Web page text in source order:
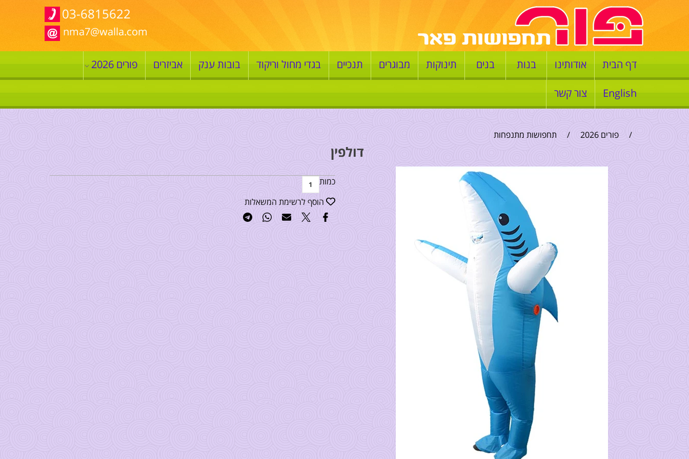
03-6815622
nma7@walla.com
דף הבית אודותינו בנות בנים תינוקות מבוגרים תנכיים בגדי מחול וריקוד בובות ענק אביזרים פורים 2026
English צור קשר
/ פורים 2026 / תחפושות מתנפחות
דולפין
כמות
הוסף לרשימת המשאלות